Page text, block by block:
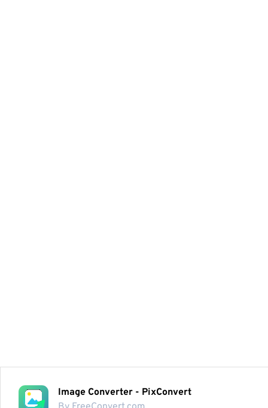
Image Converter - PixConvert